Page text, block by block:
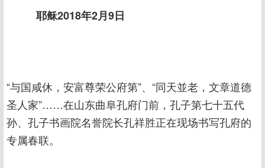
耶稣2018年2月9日
“与国咸休，安富尊荣公府第”、“同天並老，文章道德
圣人家”……在山东曲阜孔府门前，孔子第七十五代
孙、孔子书画院名誉院长孔祥胜正在现场书写孔府的
专属春联。